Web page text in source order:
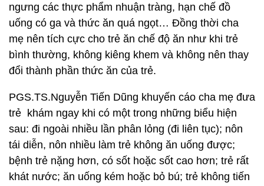
ngưng các thực phẩm nhuận tràng, hạn chế đồ
uống có ga và thức ăn quá ngọt… Đồng thời cha
mẹ nên tích cực cho trẻ ăn chế độ ăn như khi trẻ
bình thường, không kiêng khem và không nên thay
đổi thành phần thức ăn của trẻ.
PGS.TS.Nguyễn Tiến Dũng khuyến cáo cha mẹ đưa
trẻ khám ngay khi có một trong những biểu hiện
sau: đi ngoài nhiều lần phân lỏng (đi liên tục); nôn
tái diễn, nôn nhiều làm trẻ không ăn uống được;
bệnh trẻ nặng hơn, có sốt hoặc sốt cao hơn; trẻ rất
khát nước; ăn uống kém hoặc bỏ bú; trẻ không tiến